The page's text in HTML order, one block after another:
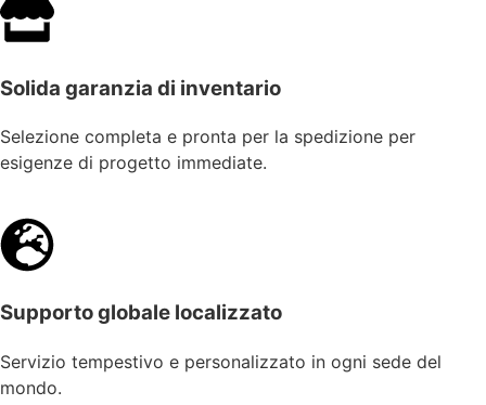
Solida garanzia di inventario
Selezione completa e pronta per la spedizione per
esigenze di progetto immediate.
Supporto globale localizzato
Servizio tempestivo e personalizzato in ogni sede del
mondo.